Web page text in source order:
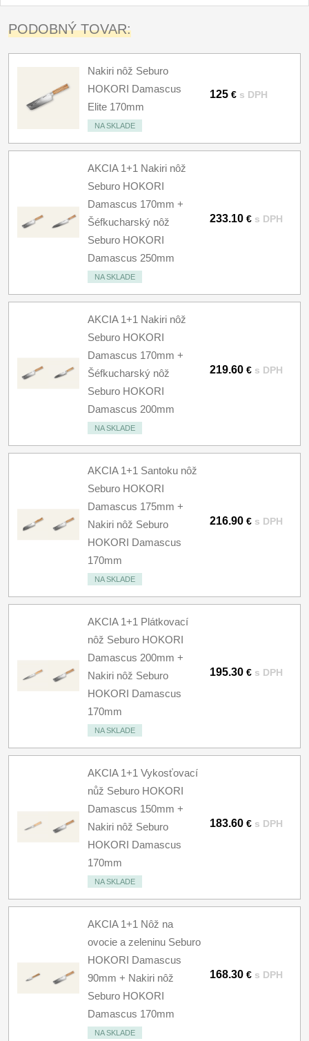
PODOBNÝ TOVAR:
Nakiri nôž Seburo
HOKORI Damascus
Elite 170mm
NA SKLADE
125 € s DPH
AKCIA 1+1 Nakiri nôž
Seburo HOKORI
Damascus 170mm +
Šéfkucharský nôž
Seburo HOKORI
Damascus 250mm
NA SKLADE
233.10 € s DPH
AKCIA 1+1 Nakiri nôž
Seburo HOKORI
Damascus 170mm +
Šéfkucharský nôž
Seburo HOKORI
Damascus 200mm
NA SKLADE
219.60 € s DPH
AKCIA 1+1 Santoku nôž
Seburo HOKORI
Damascus 175mm +
Nakiri nôž Seburo
HOKORI Damascus
170mm
NA SKLADE
216.90 € s DPH
AKCIA 1+1 Plátkovací
nôž Seburo HOKORI
Damascus 200mm +
Nakiri nôž Seburo
HOKORI Damascus
170mm
NA SKLADE
195.30 € s DPH
AKCIA 1+1 Vykosťovací
nůž Seburo HOKORI
Damascus 150mm +
Nakiri nôž Seburo
HOKORI Damascus
170mm
NA SKLADE
183.60 € s DPH
AKCIA 1+1 Nôž na
ovocie a zeleninu Seburo
HOKORI Damascus
90mm + Nakiri nôž
Seburo HOKORI
Damascus 170mm
NA SKLADE
168.30 € s DPH